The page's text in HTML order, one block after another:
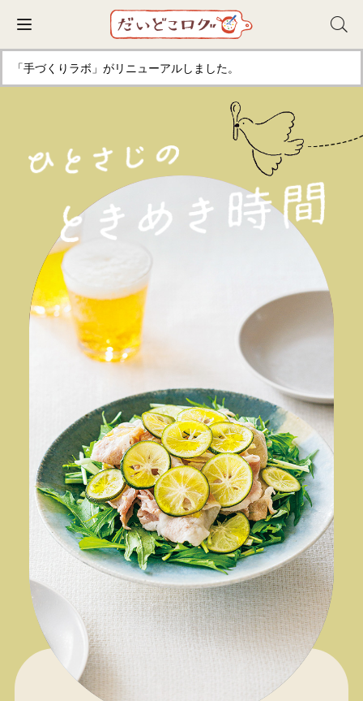
Toggle navigation
「手づくりラボ」がリニューアルしました。